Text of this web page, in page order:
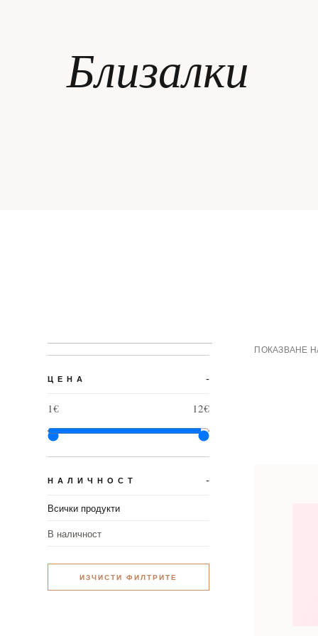
Близалки
ЦЕНА
1€ 12€
НАЛИЧНОСТ
Всички продукти
В наличност
ИЗЧИСТИ ФИЛТРИТЕ
ПОКАЗВАНЕ